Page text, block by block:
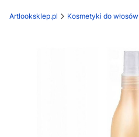
Artlooksklep.pl Kosmetyki do włosów